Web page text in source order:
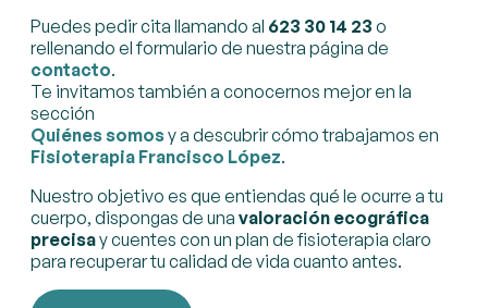
Puedes pedir cita llamando al 623 30 14 23 o
rellenando el formulario de nuestra página de
contacto.
Te invitamos también a conocernos mejor en la
sección
Quiénes somosy a descubrir cómo trabajamos en
Fisioterapia Francisco López.
Nuestro objetivo es que entiendas qué le ocurre a tu
cuerpo, dispongas de una valoración ecográfica
precisay cuentes con un plan de fisioterapia claro
para recuperar tu calidad de vida cuanto antes.